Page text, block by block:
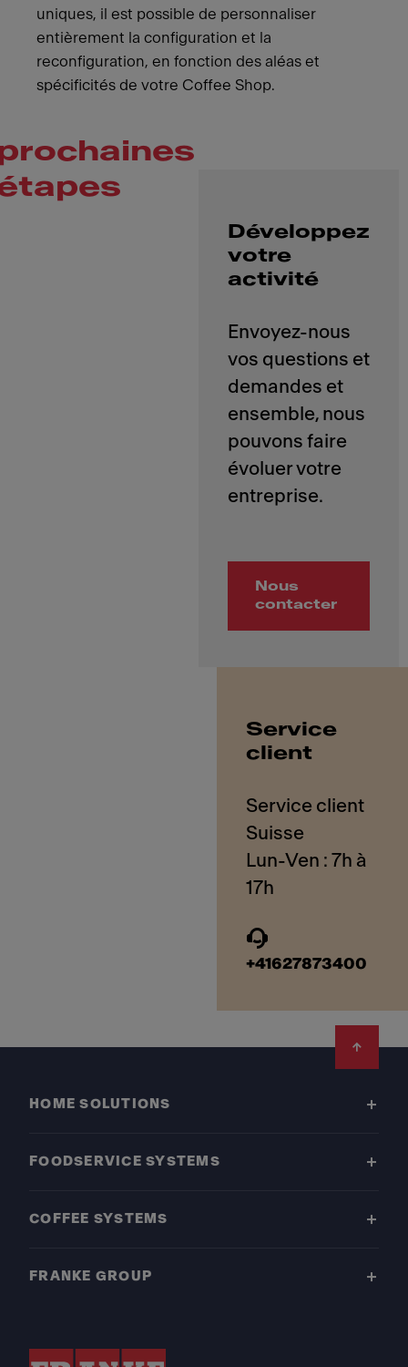
uniques, il est possible de personnaliser
entièrement la configuration et la
reconfiguration, en fonction des aléas et
spécificités de votre Coffee Shop.
Développez
votre
activité
Envoyez-nous
vos questions et
demandes et
ensemble, nous
pouvons faire
évoluer votre
Nous
contacter
Service
client
Service client
Suisse
Lun-Ven : 7h à
+41627873400
HOME SOLUTIONS
FOODSERVICE SYSTEMS
COFFEE SYSTEMS
FRANKE GROUP